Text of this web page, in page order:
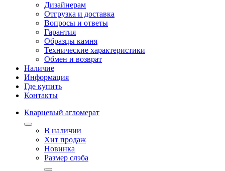
Дизайнерам
Отгрузка и доставка
Вопросы и ответы
Гарантия
Образцы камня
Технические характеристики
Обмен и возврат
Наличие
Информация
Где купить
Контакты
Кварцевый агломерат
В наличии
Хит продаж
Новинка
Размер слэба